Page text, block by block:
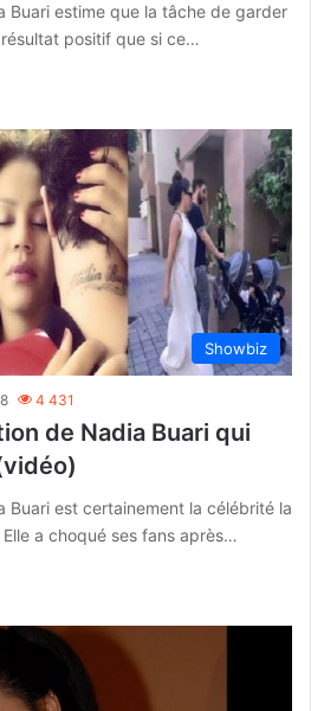
Buari estime que la tâche de garder
positif que si ce…
Showbiz
4 431
de Nadia Buari qui
Buari est certainement la célébrité la
a choqué ses fans après…